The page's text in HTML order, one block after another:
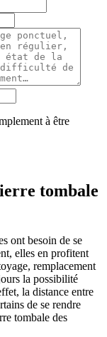
à être
tombale
ont besoin de se
elles en profitent
remplacement
la possibilité
la distance entre
de se rendre
tombale des